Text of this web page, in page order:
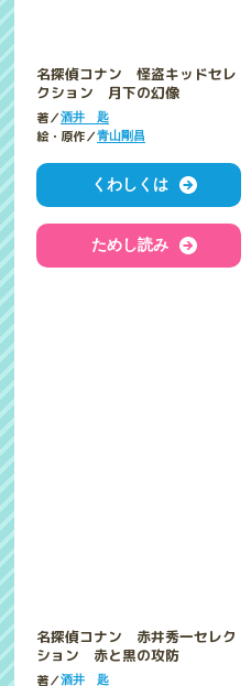
名探偵コナン 怪盗キッドセレ
クション 月下の幻像
著／酒井 匙
絵・原作／青山剛昌
くわしくは
ためし読み
名探偵コナン 赤井秀一セレク
ション 赤と黒の攻防
酒井 匙